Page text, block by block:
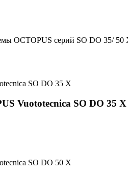
OCTOPUS серий SO DO 35/ 50
Vuototecnica SO DO 35 X